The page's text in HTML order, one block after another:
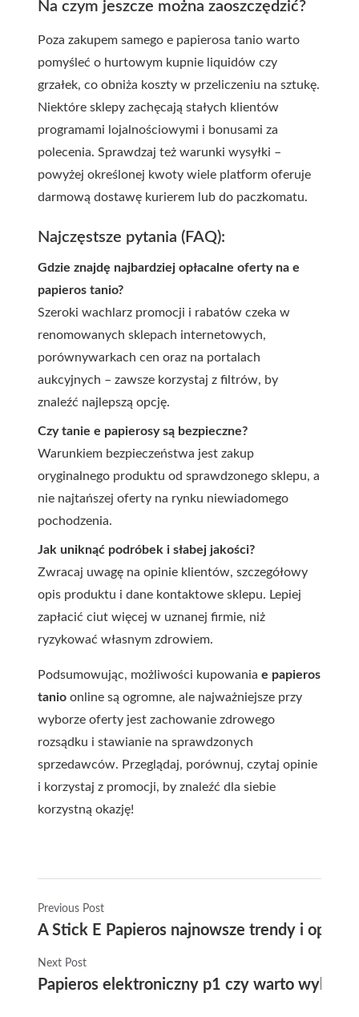
Na czym jeszcze można zaoszczędzić?
Poza zakupem samego e papierosa tanio warto
pomyśleć o hurtowym kupnie liquidów czy
grzałek, co obniża koszty w przeliczeniu na sztukę.
Niektóre sklepy zachęcają stałych klientów
programami lojalnościowymi i bonusami za
polecenia. Sprawdzaj też warunki wysyłki –
powyżej określonej kwoty wiele platform oferuje
darmową dostawę kurierem lub do paczkomatu.
Najczęstsze pytania (FAQ):
Gdzie znajdę najbardziej opłacalne oferty na e
papieros tanio?
Szeroki wachlarz promocji i rabatów czeka w
renomowanych sklepach internetowych,
porównywarkach cen oraz na portalach
aukcyjnych – zawsze korzystaj z filtrów, by
znaleźć najlepszą opcję.
Czy tanie e papierosy są bezpieczne?
Warunkiem bezpieczeństwa jest zakup
oryginalnego produktu od sprawdzonego sklepu, a
nie najtańszej oferty na rynku niewiadomego
pochodzenia.
Jak uniknąć podróbek i słabej jakości?
Zwracaj uwagę na opinie klientów, szczegółowy
opis produktu i dane kontaktowe sklepu. Lepiej
zapłacić ciut więcej w uznanej firmie, niż
ryzykować własnym zdrowiem.
Podsumowując, możliwości kupowania e papieros
tanio online są ogromne, ale najważniejsze przy
wyborze oferty jest zachowanie zdrowego
rozsądku i stawianie na sprawdzonych
sprzedawców. Przeglądaj, porównuj, czytaj opinie
i korzystaj z promocji, by znaleźć dla siebie
korzystną okazję!
Previous Post
A Stick E Papieros najnowsze trendy i
Next Post
Papieros elektroniczny p1 czy warto